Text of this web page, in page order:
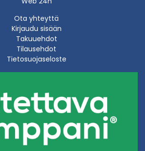
Ota yhteyttä
Kirjaudu sisään
Takuuehdot
Tilausehdot
Tietosuojaseloste